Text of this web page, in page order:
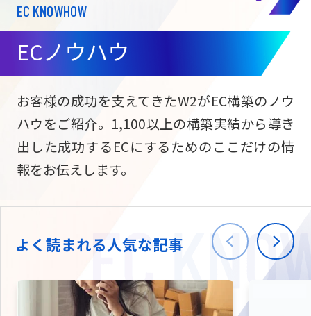
ECサイト構築
サブスク/定期通販
ECサイト構築
海外進出・現地
W2
導入事例
USEFUL
お役立ち情報
NEWS
ニュース
会社情報
TW
EC KNOWHOW
ECノウハウ
お客様の成功を支えてきたW2がEC構築のノウ
ハウをご紹介。1,100以上の構築実績から導き
出した成功するECにするためのここだけの情
報をお伝えします。
よく読まれる人気な記事